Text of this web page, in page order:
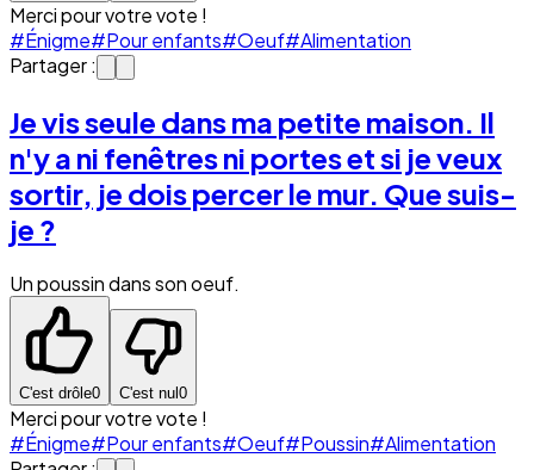
Merci pour votre vote !
#Énigme#Pour enfants#Oeuf#Alimentation
Partager :
Je vis seule dans ma petite maison. Il
n'y a ni fenêtres ni portes et si je veux
sortir, je dois percer le mur. Que suis-
je ?
Un poussin dans son oeuf.
C'est drôle0 C'est nul0
Merci pour votre vote !
#Énigme#Pour enfants#Oeuf#Poussin#Alimentation